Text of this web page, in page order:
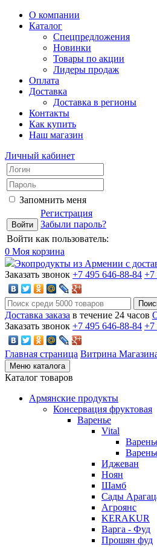
О компании
Каталог
Спецпредложения
Новинки
Товары по акции
Лидеры продаж
Оплата
Доставка
Доставка в регионы
Контакты
Как купить
Наш магазин
Личный кабинет
Запомнить меня
Регистрация
Забыли пароль?
Войти как пользователь:
0 Моя корзина
Экопродукты из Армении с
Заказать звонок +7 495 646-88-84 +7
Доставка заказа в течение 24 часов
Заказать звонок +7 495 646-88-84 +7
Главная страница Витрина
Меню каталога
Каталог товаров
Армянские продукты
Консервация фруктовая
Варенье
Vital
Иджеван
Ноян
Шамб
Сады
Агроянс
KERAKUR
Варга - Фуд
Прошян фуд